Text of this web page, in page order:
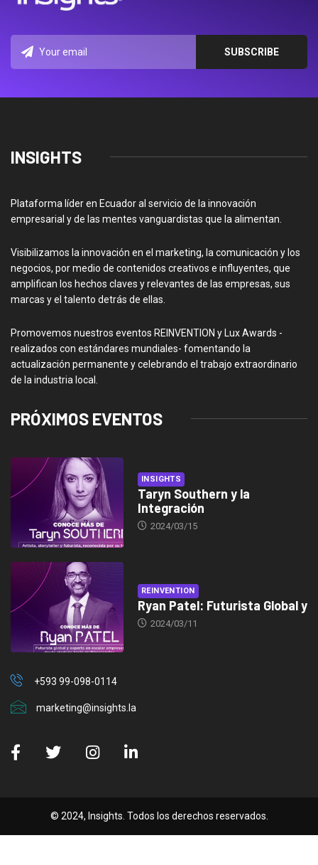
INSIGHTS
Plataforma líder en Ecuador al servicio de la innovación
empresarial y de las mentes vanguardistas que la alimentan.
Visibilizamos la innovación en el marketing, la comunicación y los
negocios, por medio de contenidos creativos e influyentes, que
amplifican los hechos claves y relevantes de las empresas, sus
marcas y el talento detrás de ellas.
Promovemos nuestros eventos REINVENTION y Lux Awards -
realizados con estándares mundiales- fomentando la
actualización permanente y celebrando el trabajo extraordinario
de la industria local.
PRÓXIMOS EVENTOS
INSIGHTS
Taryn Southern y la
Integración
2024/03/15
REINVENTION
Ryan Patel: Futurista Global y
2024/03/11
+593 99-098-0114
marketing@insights.la
© 2024, Insights. Todos los derechos reservados.